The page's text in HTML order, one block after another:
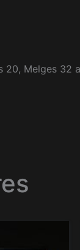
20, Melges 32